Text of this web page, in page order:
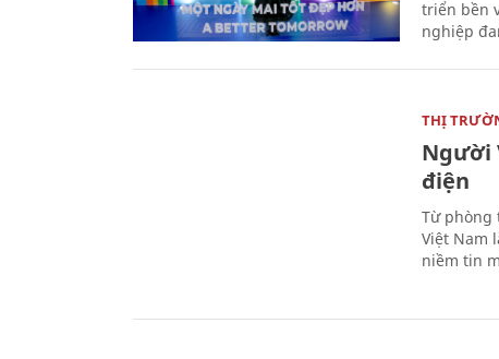
triển bền
nghiệp
THỊ
Người
điện
Từ phòng
Việt Nam
niềm tin